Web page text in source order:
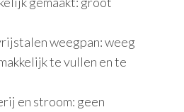
weegpan: weeg
te vullen en te
en stroom: geen